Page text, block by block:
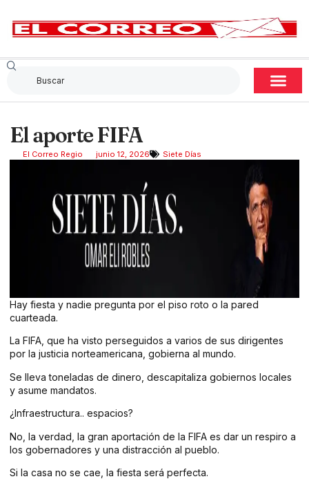
El aporte FIFA
El Correo Regio junio 12, 2026 Siete Días
Hay fiesta y nadie pregunta por el piso roto o la pared
cuarteada.
La FIFA, que ha visto perseguidos a varios de sus dirigentes
por la justicia norteamericana, gobierna al mundo.
Se lleva toneladas de dinero, descapitaliza gobiernos locales
y asume mandatos.
¿Infraestructura.. espacios?
No, la verdad, la gran aportación de la FIFA es dar un respiro a
los gobernadores y una distracción al pueblo.
Si la casa no se cae, la fiesta será perfecta.